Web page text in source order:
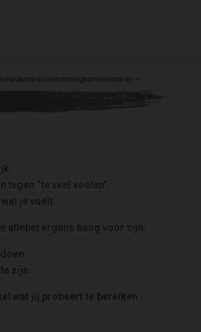
“te veel voelen”.
je voelt.
allebei ergens bang voor zijn:
zijn.
wat jij probeert te bereiken.